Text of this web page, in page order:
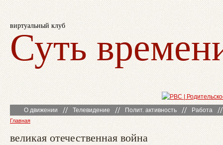
виртуальный клуб
Суть
О движении Телевидение Полит. активность Работа
Главная
великая отечественная война